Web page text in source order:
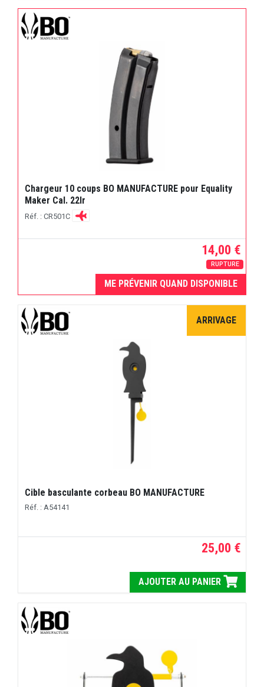
Chargeur 10 coups BO MANUFACTURE pour Equality
Maker Cal. 22lr
Réf. : CR501C
14,00 €
RUPTURE
ME PRÉVENIR QUAND DISPONIBLE
ARRIVAGE
Cible basculante corbeau BO MANUFACTURE
Réf. : A54141
25,00 €
AJOUTER AU PANIER